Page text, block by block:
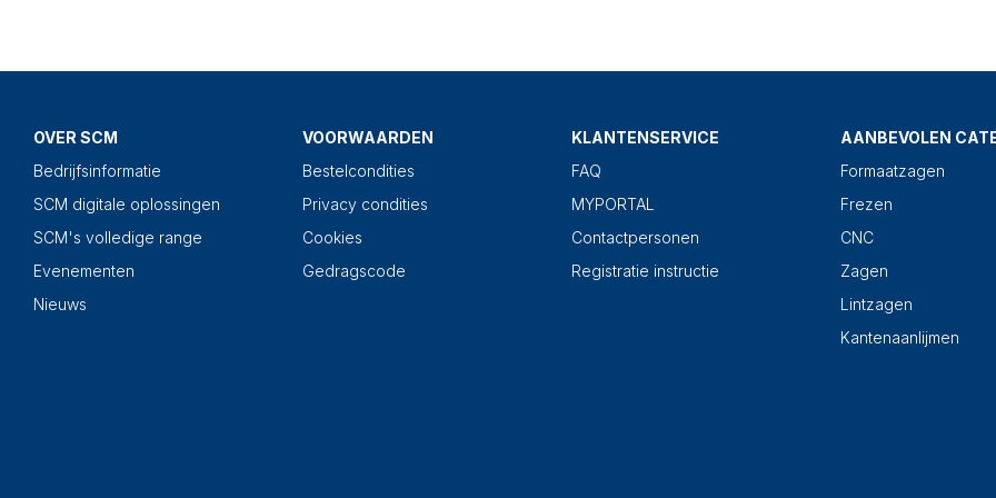
OVER SCM
Bedrijfsinformatie
SCM digitale oplossingen
SCM's volledige range
Evenementen
Nieuws
VOORWAARDEN
Bestelcondities
Privacy condities
Cookies
Gedragscode
KLANTENSERVICE
FAQ
MYPORTAL
Contactpersonen
Registratie instructie
AANBEVOLEN
Formaatzagen
Frezen
CNC
Zagen
Lintzagen
Kantenaanlijmen